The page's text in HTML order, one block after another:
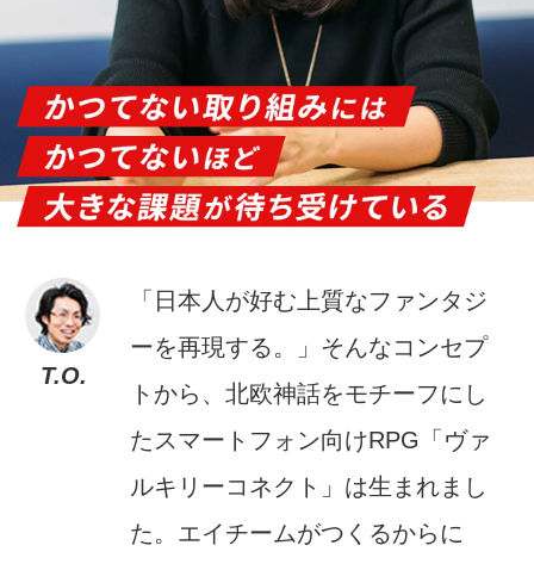
T.O.
「日本人が好む上質なファンタジ
ーを再現する。」そんなコンセプ
トから、北欧神話をモチーフにし
たスマートフォン向けRPG「ヴァ
ルキリーコネクト」は生まれまし
た。エイチームがつくるからに